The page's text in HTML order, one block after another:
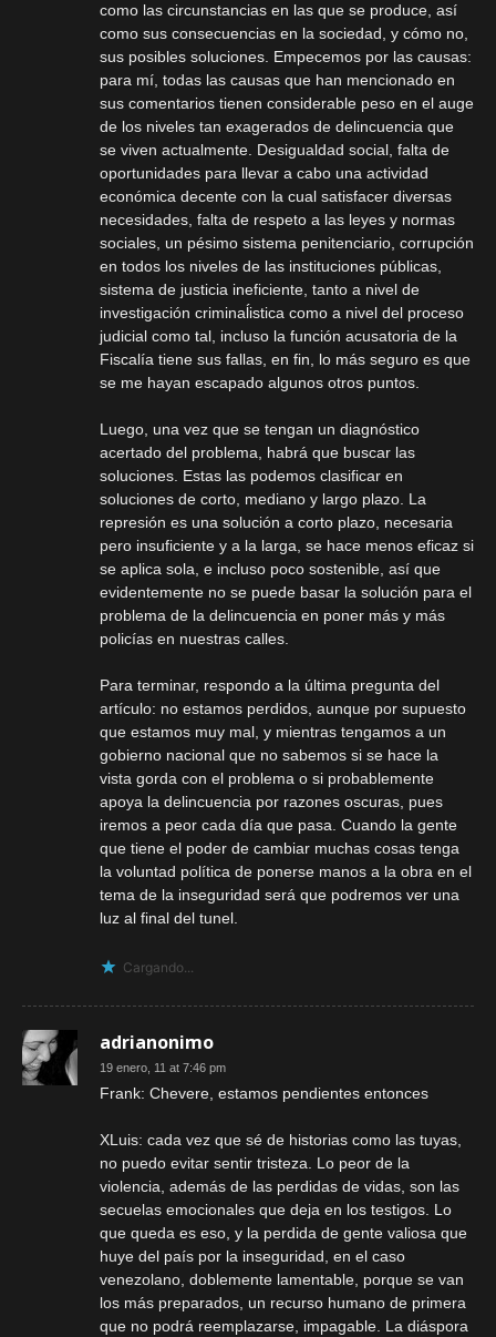
como las circunstancias en las que se produce, así
como sus consecuencias en la sociedad, y cómo no,
sus posibles soluciones. Empecemos por las causas:
para mí, todas las causas que han mencionado en
sus comentarios tienen considerable peso en el auge
de los niveles tan exagerados de delincuencia que
se viven actualmente. Desigualdad social, falta de
oportunidades para llevar a cabo una actividad
económica decente con la cual satisfacer diversas
necesidades, falta de respeto a las leyes y normas
sociales, un pésimo sistema penitenciario, corrupción
en todos los niveles de las instituciones públicas,
sistema de justicia ineficiente, tanto a nivel de
investigación criminaĺistica como a nivel del proceso
judicial como tal, incluso la función acusatoria de la
Fiscalía tiene sus fallas, en fin, lo más seguro es que
se me hayan escapado algunos otros puntos.
Luego, una vez que se tengan un diagnóstico
acertado del problema, habrá que buscar las
soluciones. Estas las podemos clasificar en
soluciones de corto, mediano y largo plazo. La
represión es una solución a corto plazo, necesaria
pero insuficiente y a la larga, se hace menos eficaz si
se aplica sola, e incluso poco sostenible, así que
evidentemente no se puede basar la solución para el
problema de la delincuencia en poner más y más
policías en nuestras calles.
Para terminar, respondo a la última pregunta del
artículo: no estamos perdidos, aunque por supuesto
que estamos muy mal, y mientras tengamos a un
gobierno nacional que no sabemos si se hace la
vista gorda con el problema o si probablemente
apoya la delincuencia por razones oscuras, pues
iremos a peor cada día que pasa. Cuando la gente
que tiene el poder de cambiar muchas cosas tenga
la voluntad política de ponerse manos a la obra en el
tema de la inseguridad será que podremos ver una
luz al final del tunel.
Cargando...
adrianonimo
19 enero, 11 at 7:46 pm
Frank: Chevere, estamos pendientes entonces
XLuis: cada vez que sé de historias como las tuyas,
no puedo evitar sentir tristeza. Lo peor de la
violencia, además de las perdidas de vidas, son las
secuelas emocionales que deja en los testigos. Lo
que queda es eso, y la perdida de gente valiosa que
huye del país por la inseguridad, en el caso
venezolano, doblemente lamentable, porque se van
los más preparados, un recurso humano de primera
que no podrá reemplazarse, impagable. La diáspora